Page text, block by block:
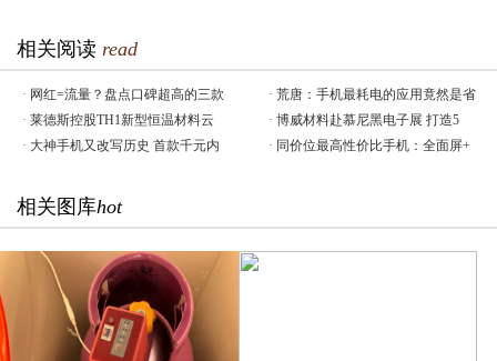
相关阅读 read
· 网红=流量？盘点口碑超高的三款 · 荒唐：手机最耗电的应用竟然是省
· 莱德斯控股TH1新型恒温材料云 · 博威材料赴慕尼黑电子展 打造5
· 大神手机又改写历史 首款千元内 · 同价位最高性价比手机：全面屏+
相关图库hot